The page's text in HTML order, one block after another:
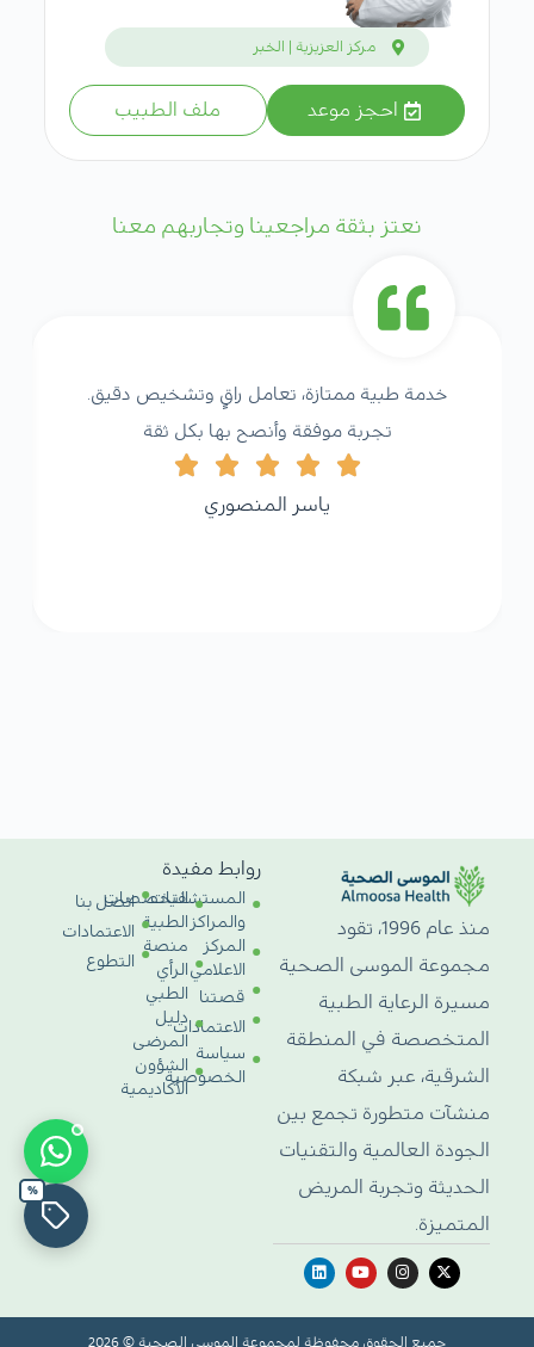
مركز العزيزية | الخبر
احجز موعد ملف الطبيب
نعتز بثقة مراجعينا وتجاربهم معنا
خدمة طبية ممتازة، تعامل راقٍ وتشخيص دقيق.
تجربة موفقة وأنصح بها بكل ثقة
ياسر المنصوري
منذ عام 1996، تقود
مجموعة الموسى الصحية
مسيرة الرعاية الطبية
المتخصصة في المنطقة
الشرقية، عبر شبكة
منشآت متطورة تجمع بين
الجودة العالمية والتقنيات
الحديثة وتجربة المريض
المتميزة.
روابط مفيدة
المستشفيات
والمراكز
المركز
الاعلامي
قصتنا
الاعتمادات
سياسة
الخصوصية
التخصصات
الطبية
منصة
الرأي
الطبي
دليل
المرضى
الشؤون
الأكاديمية
اتصل بنا
الاعتمادات
التطوع
%
جميع الحقوق محفوظة لمجموعة الموسى الصحية © 2026